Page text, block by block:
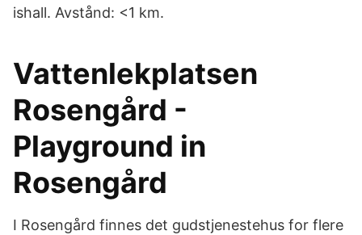
ishall. Avstånd: <1 km.
Vattenlekplatsen
Rosengård -
Playground in
Rosengård
I Rosengård finnes det gudstjenestehus for flere